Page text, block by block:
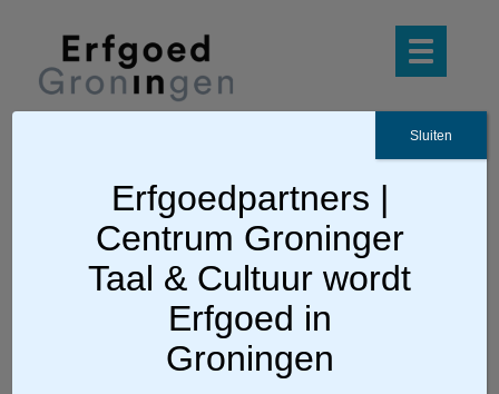
Ga terug
Publiekslezingen archeologie
Nieuwe verhalen in
een oud landschap:
Erfgoedpartners |
Centrum Groninger
Taal & Cultuur wordt
Erfgoed in
Groningen
Sluiten